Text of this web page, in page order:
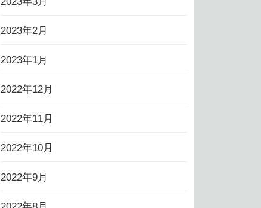
2023年2月
2023年1月
2022年12月
2022年11月
2022年10月
2022年9月